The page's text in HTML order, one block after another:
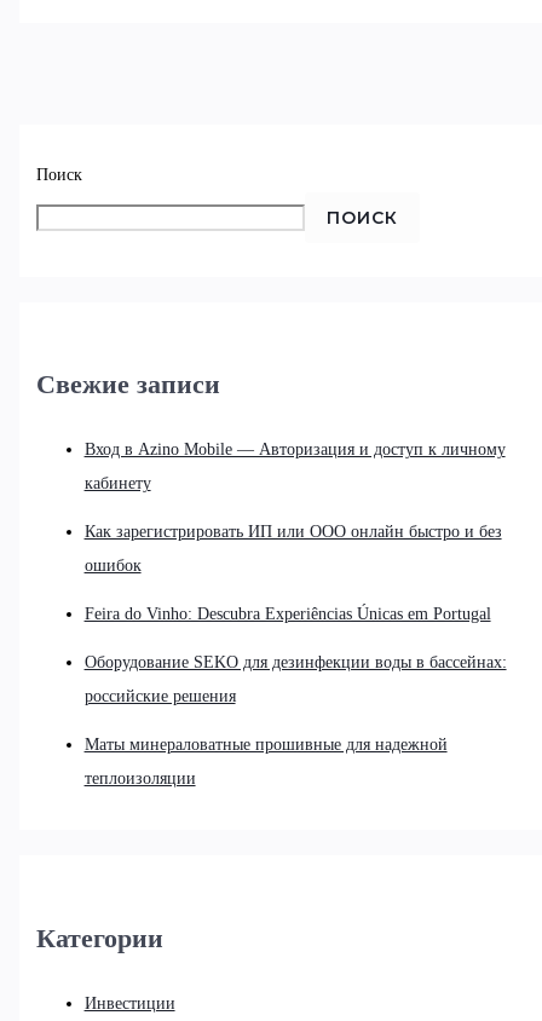
Поиск
ПОИСК
Свежие записи
Вход в Azino Mobile — Авторизация и доступ к личному
кабинету
Как зарегистрировать ИП или ООО онлайн быстро и без
ошибок
Feira do Vinho: Descubra Experiências Únicas em Portugal
Оборудование SEKO для дезинфекции воды в бассейнах:
российские решения
Маты минераловатные прошивные для надежной
теплоизоляции
Категории
Инвестиции